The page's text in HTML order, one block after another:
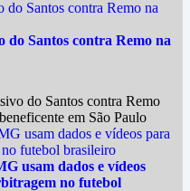
do Santos contra Remo na
do Santos contra Remo
em São Paulo
usam dados e vídeos
no futebol